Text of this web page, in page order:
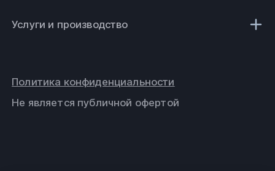
Услуги и производство
Не является публичной офертой
Политика конфиденциальности